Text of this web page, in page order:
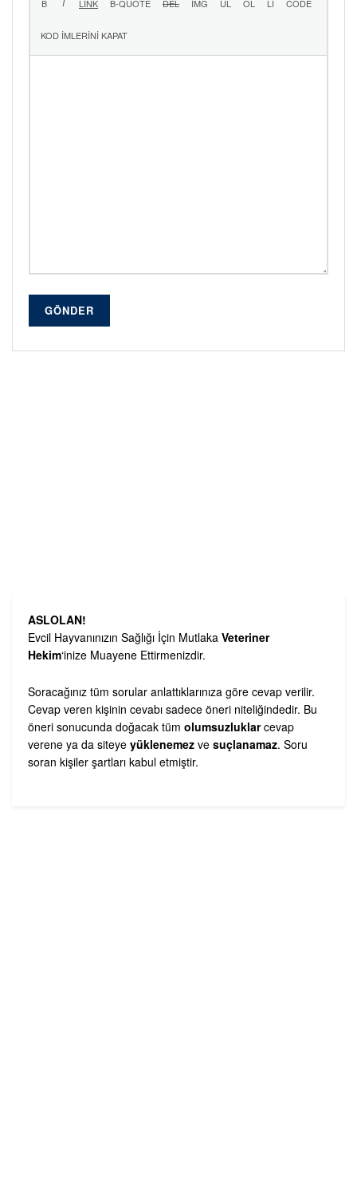
GÖNDER
ASLOLAN!
Evcil Hayvanınızın Sağlığı İçin Mutlaka Veteriner
Hekim‘inize Muayene Ettirmenizdir.
Soracağınız tüm sorular anlattıklarınıza göre cevap verilir.
Cevap veren kişinin cevabı sadece öneri niteliğindedir. Bu
öneri sonucunda doğacak tüm olumsuzluklarcevap
verene ya da siteye yüklenemez ve suçlanamaz. Soru
soran kişiler şartları kabul etmiştir.